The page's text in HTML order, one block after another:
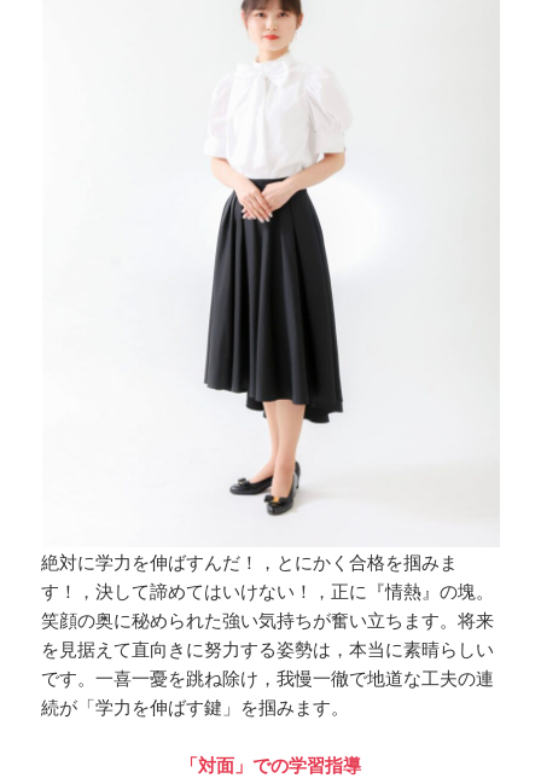
絶対に学力を伸ばすんだ！，とにかく合格を掴みま
す！，決して諦めてはいけない！，正に『情熱』の塊。
笑顔の奥に秘められた強い気持ちが奮い立ちます。将来
を見据えて直向きに努力する姿勢は，本当に素晴らしい
です。一喜一憂を跳ね除け，我慢一徹で地道な工夫の連
続が「学力を伸ばす鍵」を掴みます。
「対面」での学習指導